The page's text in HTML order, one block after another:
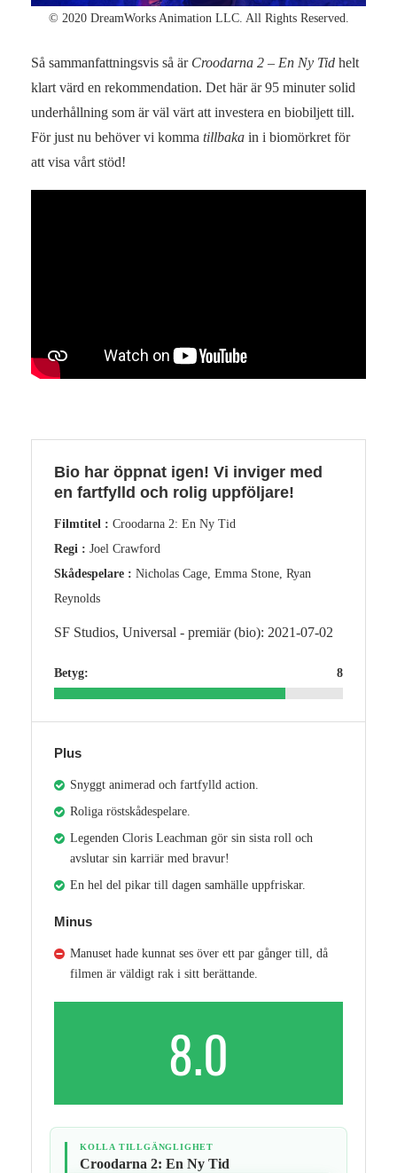
© 2020 DreamWorks Animation LLC. All Rights Reserved.
Så sammanfattningsvis så är Croodarna 2 – En Ny Tid helt
klart värd en rekommendation. Det här är 95 minuter solid
underhållning som är väl värt att investera en biobiljett till.
För just nu behöver vi komma tillbaka in i biomörkret för
att visa vårt stöd!
Bio har öppnat igen! Vi inviger med
en fartfylld och rolig uppföljare!
Filmtitel : Croodarna 2: En Ny Tid
Regi : Joel Crawford
Skådespelare : Nicholas Cage, Emma Stone, Ryan
Reynolds
SF Studios, Universal - premiär (bio): 2021-07-02
Betyg: 8
Plus
Snyggt animerad och fartfylld action.
Roliga röstskådespelare.
Legenden Cloris Leachman gör sin sista roll och
avslutar sin karriär med bravur!
En hel del pikar till dagen samhälle uppfriskar.
Minus
Manuset hade kunnat ses över ett par gånger till, då
filmen är väldigt rak i sitt berättande.
8.0
KOLLA TILLGÄNGLIGHET
Croodarna 2: En Ny Tid